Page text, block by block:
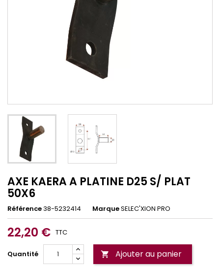
AXE KAERA A PLATINE D25 S/ PLAT
50X6
Référence38-5232414 MarqueSELEC'XION PRO
22,20 € TTC
Quantité  Ajouter au panier